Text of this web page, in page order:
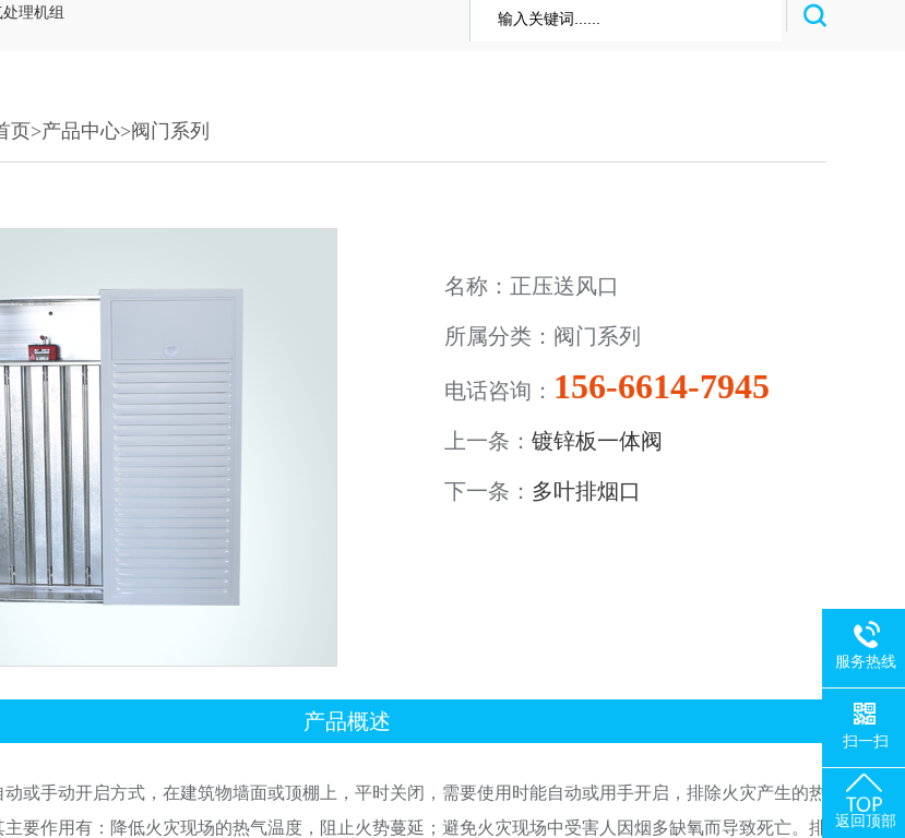
理机组 
页>产品中心>阀门系列
名称：正压送风口
所属分类：阀门系列
电话咨询： 156-6614-7945
上一条： 镀锌板一体阀
下一条： 多叶排烟口
产品概述
或手动开启方式，在建筑物墙面或顶棚上，平时关闭，需要使用时能自动或用手开启，排除火灾产生的热
要作用有：降低火灾现场的热气温度，阻止火势蔓延；避免火灾现场中受害人因烟多缺氧而导致死亡。排
服务热线
扫一扫
返回顶部